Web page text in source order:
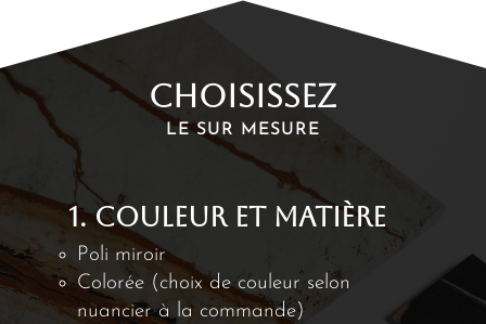
choisissez
LE SUR MESURE
1. COULEUR ET MATIÈRE
Poli miroir
Colorée (choix de couleur selon
nuancier à la commande)